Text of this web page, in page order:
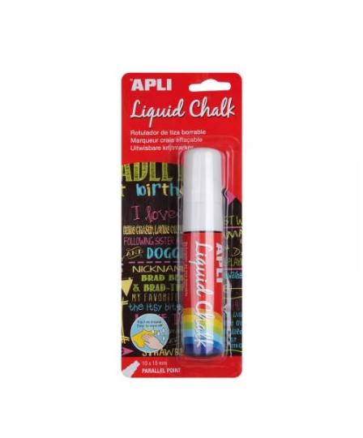
¡Imprimir!